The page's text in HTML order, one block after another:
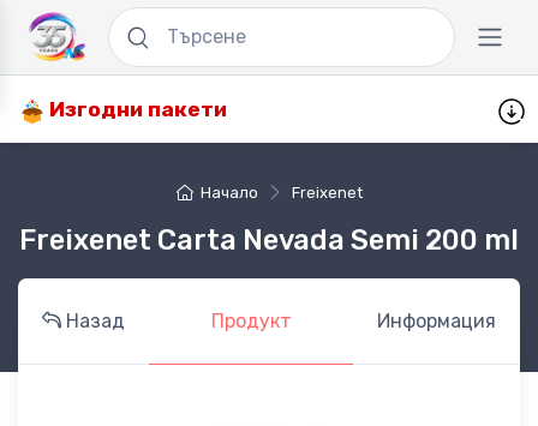
Изгодни пакети
Начало Freixenet
Freixenet Carta Nevada Semi 200 ml
Назад Продукт Информация